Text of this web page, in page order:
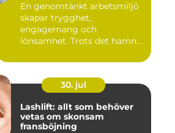
En genomtänkt arbetsmiljö
skapar trygghet,
engagemang och
lönsamhet. Trots det hamnar
30. jul
Lashlift: allt som behöver
vetas om skonsam
fransböjning